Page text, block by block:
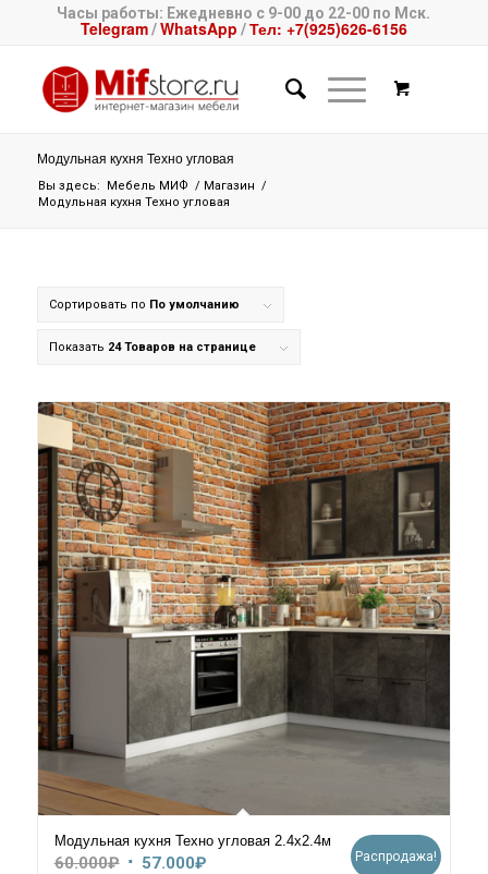
Часы работы: Ежедневно с 9-00 до 22-00 по Мск.
Telegram/WhatsApp /Тел: +7(925)626-6156
Модульная кухня Техно угловая
Вы здесь: Мебель МИФ / Магазин /
Модульная кухня Техно угловая
Сортировать по По умолчанию
Показать 24 Товаров на странице
Модульная кухня Техно угловая 2.4х2.4м
60.000₽ Первоначальная
57.000₽Текущая
Распродажа!